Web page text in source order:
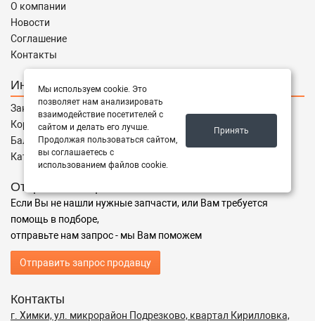
О компании
Новости
Соглашение
Контакты
Интернет магазин
Заказы
Корзина
Баланс
Каталог товаров
Отправить запрос
Если Вы не нашли нужные запчасти, или Вам требуется
помощь в подборе,
отправьте нам запрос - мы Вам поможем
Отправить запрос продавцу
Контакты
г. Химки, ул. микрорайон Подрезково, квартал Кирилловка,
Мы используем cookie. Это
позволяет нам анализировать
взаимодействие посетителей с
сайтом и делать его лучше.
Продолжая пользоваться сайтом,
вы соглашаетесь с
использованием файлов cookie.
Принять